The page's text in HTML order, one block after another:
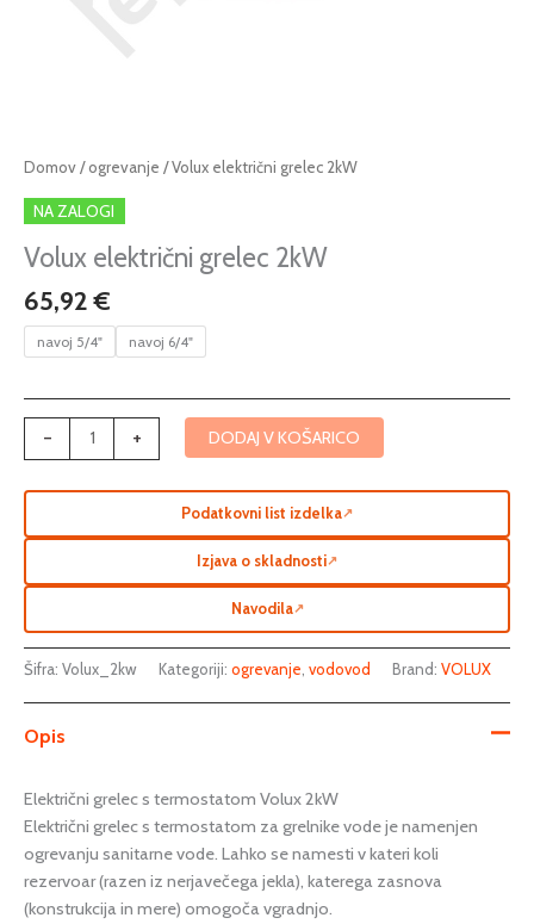
Domov/ogrevanje / Volux električni grelec 2kW
NA ZALOGI
Volux električni grelec 2kW
65,92€
navoj 5/4" navoj 6/4"
-
Volux
električni
grelec
2kW
+ DODAJ V KOŠARICO
Podatkovni list izdelka↗
Izjava o skladnosti↗
Navodila↗
Šifra: Volux_2kw Kategoriji: ogrevanje vodovod Brand: VOLUX
Opis
Električni grelec s termostatom Volux 2kW
Električni grelec s termostatom za grelnike vode je namenjen
ogrevanju sanitarne vode. Lahko se namesti v kateri koli
rezervoar (razen iz nerjavečega jekla), katerega zasnova
(konstrukcija in mere) omogoča vgradnjo.